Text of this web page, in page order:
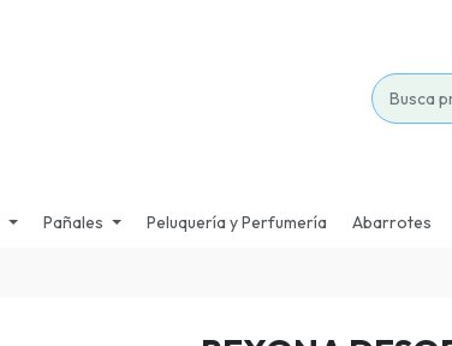
Pañales Peluquería y Perfumería Abarrotes